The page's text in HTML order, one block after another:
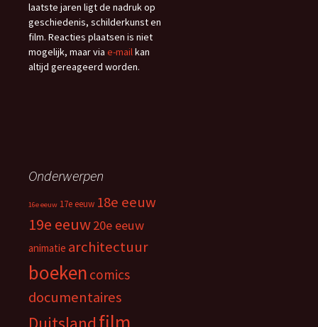
laatste jaren ligt de nadruk op
geschiedenis, schilderkunst en
film. Reacties plaatsen is niet
mogelijk, maar via e-mailkan
altijd gereageerd worden.
Onderwerpen
16e eeuw 17e eeuw 18e eeuw
19e eeuw20e eeuw
animatie architectuur
boeken comics
documentaires